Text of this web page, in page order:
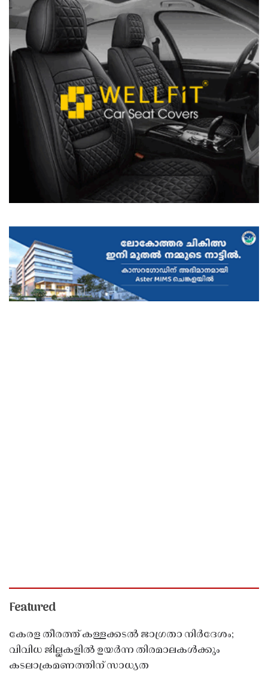
Featured
കേരള തീരത്ത് കള്ളക്കടൽ ജാഗ്രതാ നിർദേശം;
വിവിധ ജില്ലകളിൽ ഉയർന്ന തിരമാലകൾക്കും
കടലാക്രമണത്തിന് സാധ്യത